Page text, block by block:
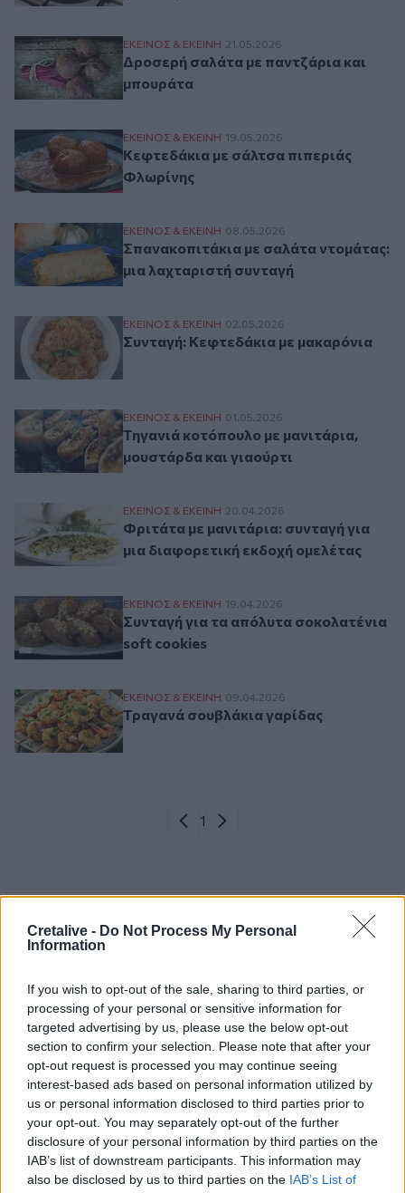
Cretalive - Do Not Process My Personal
Information
If you wish to opt-out of the sale, sharing to third parties, or
processing of your personal or sensitive information for
targeted advertising by us, please use the below opt-out
section to confirm your selection. Please note that after your
opt-out request is processed you may continue seeing
interest-based ads based on personal information utilized by
us or personal information disclosed to third parties prior to
your opt-out. You may separately opt-out of the further
disclosure of your personal information by third parties on the
IAB’s list of downstream participants. This information may
also be disclosed by us to third parties on the IAB’s List of
Δροσερή σαλάτα με παντζάρια και
ΕΚΕΙΝΟΣ & ΕΚΕΙΝΗ 21.05.2026
Δροσερή σαλάτα με παντζάρια και
μπουράτα
Κεφτεδάκια με σάλτσα πιπεριάς
ΕΚΕΙΝΟΣ & ΕΚΕΙΝΗ 19.05.2026
Κεφτεδάκια με σάλτσα πιπεριάς
Φλωρίνης
Σπανακοπιτάκια με σαλάτα ντομάτας:
ΕΚΕΙΝΟΣ & ΕΚΕΙΝΗ 08.05.2026
Σπανακοπιτάκια με σαλάτα ντομάτας:
μια λαχταριστή συνταγή
Συνταγή: Κεφτεδάκια με μακαρόνια
ΕΚΕΙΝΟΣ & ΕΚΕΙΝΗ 02.05.2026
Συνταγή: Κεφτεδάκια με μακαρόνια
Τηγανιά κοτόπουλο με μανιτάρια,
ΕΚΕΙΝΟΣ & ΕΚΕΙΝΗ 01.05.2026
Τηγανιά κοτόπουλο με μανιτάρια,
μουστάρδα και γιαούρτι
Φριτάτα με μανιτάρια: συνταγή για μια
ΕΚΕΙΝΟΣ & ΕΚΕΙΝΗ 20.04.2026
Φριτάτα με μανιτάρια: συνταγή για
μια διαφορετική εκδοχή ομελέτας
Συνταγή για τα απόλυτα σοκολατένια
ΕΚΕΙΝΟΣ & ΕΚΕΙΝΗ 19.04.2026
Συνταγή για τα απόλυτα σοκολατένια
soft cookies
Τραγανά σουβλάκια γαρίδας
ΕΚΕΙΝΟΣ & ΕΚΕΙΝΗ 09.04.2026
Τραγανά σουβλάκια γαρίδας
Σελιδοποίηση
Προηγούμενη σελίδα
Current page
1 Next page
Ροή ειδήσεων Δημοφιλή
16:30
Στεγαστικό επίδομα από το υπουργείο Παιδείας, σε 1.120
φοιτητές σε Βόλο, Λάρισα, Τρίκαλα, Καρδίτσα και Λαμία
16:17
Συντάξεις: Αυξάνονται οι αποχωρήσεις το 2026 καθώς
περισσότεροι ασφαλισμένοι βγαίνουν νωρίτερα
16:15
Η Έμπαρος τίμησε τους νεκρούς της Κατοχής - 82 χρόνια
από τη Μεγάλη Κύκλωση